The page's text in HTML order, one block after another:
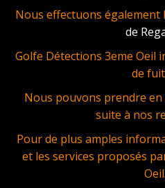
Nous effectuons également
de
Golfe Détections 3eme
de
Nous pouvons prendre
suite à nos
Pour de plus amples
et les services proposés
Oeil.